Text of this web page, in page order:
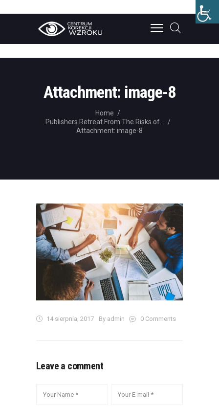
Attachment: image-8
Home
Publishers Retreat From The Risks of...
Attachment: image-8
O NAS
CENNIK
14 sierpnia, 2017 By admin 0 Comments
Leave a comment